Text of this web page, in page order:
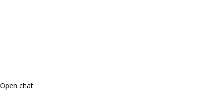
Open chat